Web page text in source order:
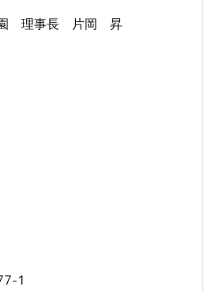
園 理事長 片岡 昇
1